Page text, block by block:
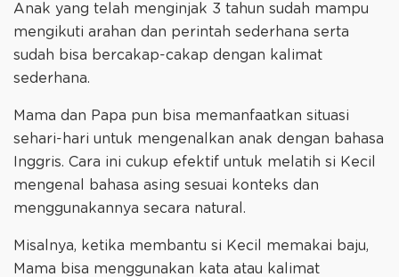
Anak yang telah menginjak 3 tahun sudah mampu
mengikuti arahan dan perintah sederhana serta
sudah bisa bercakap-cakap dengan kalimat
sederhana.
Mama dan Papa pun bisa memanfaatkan situasi
sehari-hari untuk mengenalkan anak dengan bahasa
Inggris. Cara ini cukup efektif untuk melatih si Kecil
mengenal bahasa asing sesuai konteks dan
menggunakannya secara natural.
Misalnya, ketika membantu si Kecil memakai baju,
Mama bisa menggunakan kata atau kalimat